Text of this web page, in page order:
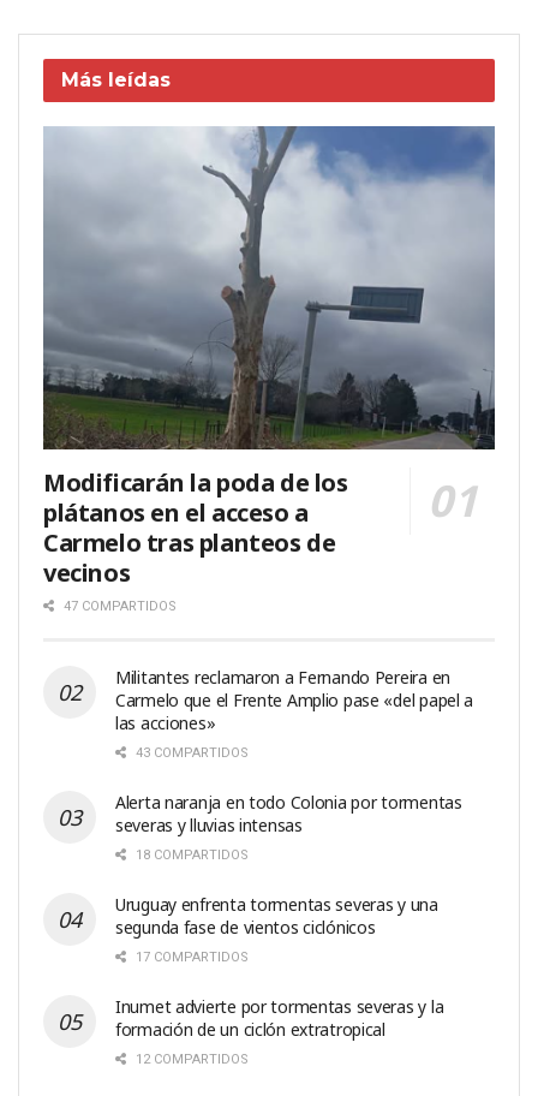
Más leídas
Modificarán la poda de los
plátanos en el acceso a
Carmelo tras planteos de
vecinos
47 COMPARTIDOS
Militantes reclamaron a Fernando Pereira en
Carmelo que el Frente Amplio pase «del papel a
las acciones»
43 COMPARTIDOS
Alerta naranja en todo Colonia por tormentas
severas y lluvias intensas
18 COMPARTIDOS
Uruguay enfrenta tormentas severas y una
segunda fase de vientos ciclónicos
17 COMPARTIDOS
Inumet advierte por tormentas severas y la
formación de un ciclón extratropical
12 COMPARTIDOS